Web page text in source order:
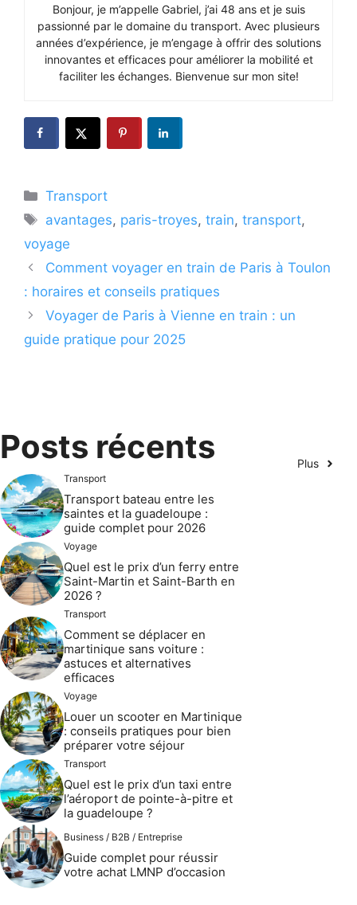
Bonjour, je m’appelle Gabriel, j’ai 48 ans et je suis
passionné par le domaine du transport. Avec plusieurs
années d’expérience, je m’engage à offrir des solutions
innovantes et efficaces pour améliorer la mobilité et
faciliter les échanges. Bienvenue sur mon site!
Catégories
Transport
Étiquettes
avantages, paris-troyes,train,transport,
voyage
Comment voyager en train de Paris à Toulon
: horaires et conseils pratiques
Voyager de Paris à Vienne en train : un
guide pratique pour 2025
Posts récents Plus
Transport
Transport bateau entre les
saintes et la guadeloupe :
guide complet pour 2026
Voyage
Quel est le prix d’un ferry entre
Saint-Martin et Saint-Barth en
2026 ?
Transport
Comment se déplacer en
martinique sans voiture :
astuces et alternatives
efficaces
Voyage
Louer un scooter en Martinique
: conseils pratiques pour bien
préparer votre séjour
Transport
Quel est le prix d’un taxi entre
l’aéroport de pointe-à-pitre et
la guadeloupe ?
Business / B2B / Entreprise
Guide complet pour réussir
votre achat LMNP d’occasion